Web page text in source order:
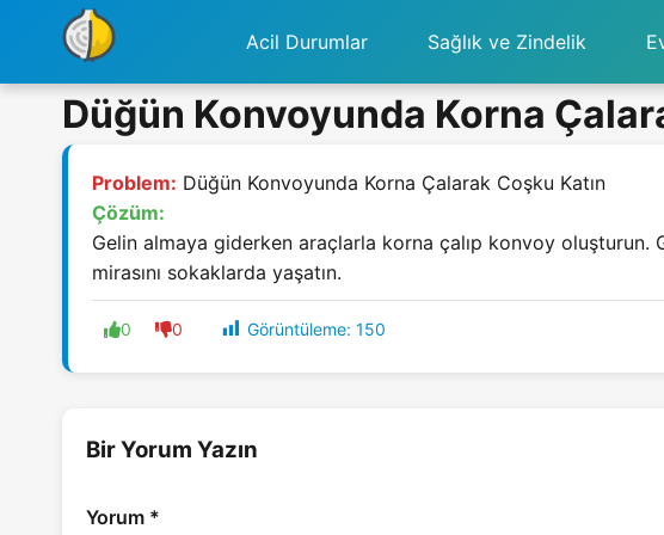
Acil Durumlar Sağlık ve Zindelik
Düğün Konvoyunda Korna
Problem: Düğün Konvoyunda Korna Çalarak Coşku Katın
Çözüm:
Gelin almaya giderken araçlarla korna çalıp konvoy oluşturun.
mirasını sokaklarda yaşatın.
0 0 Görüntüleme: 150
Bir Yorum Yazın
Yorum *